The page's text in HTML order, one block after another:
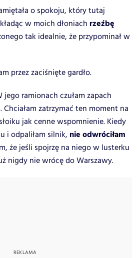
o spokoju, który tutaj
w moich dłoniach rzeźbę
tak idealnie, że przypominał w
przez zaciśnięte gardło.
jego ramionach czułam zapach
zatrzymać ten moment na
jak cenne wspomnienie. Kiedy
i odpaliłam silnik, nie odwróciłam
że jeśli spojrzę na niego w lusterku
nigdy nie wrócę do Warszawy.